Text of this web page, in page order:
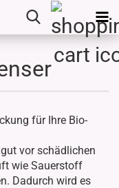
für Ihre Bio-
vor schädlichen
wie Sauerstoff
Dadurch wird es